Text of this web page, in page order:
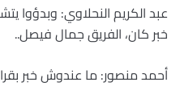
عبد الكريم النحلاوي: وبدؤوا
خبر كان، الفريق جمال فيصل..
أحمد منصور: ما عندوش خبر